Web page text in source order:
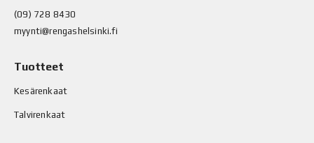
(09) 728 8430
myynti@rengashelsinki.fi
Tuotteet
Kesärenkaat
Talvirenkaat